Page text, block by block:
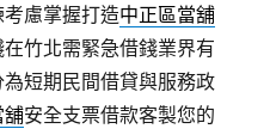
慮掌握打造中正區當舖
竹北需緊急借錢業界有
短期民間借貸與服務政
舖安全支票借款客製您的